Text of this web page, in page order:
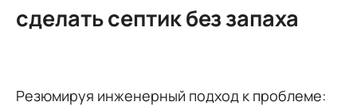
сделать септик без запаха
Резюмируя инженерный подход к проблеме: